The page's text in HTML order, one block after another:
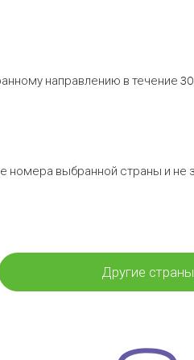
направлению в течение
номера выбранной страны и не
Другие страны